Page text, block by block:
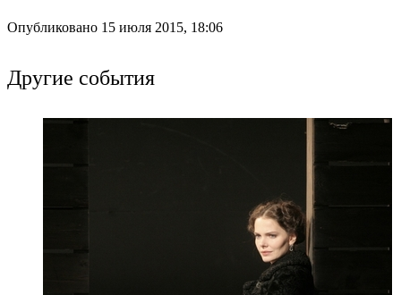
Опубликовано 15 июля 2015, 18:06
Другие события